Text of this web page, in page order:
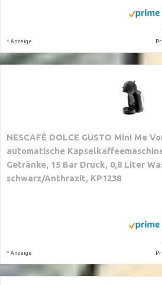
* Anzeige
NESCAFÉ DOLCE GUSTO Mini Me
automatische
Getränke, 15 Bar Druck, 0,8 Liter
schwarz/Anthrazit, KP1238
* Anzeige